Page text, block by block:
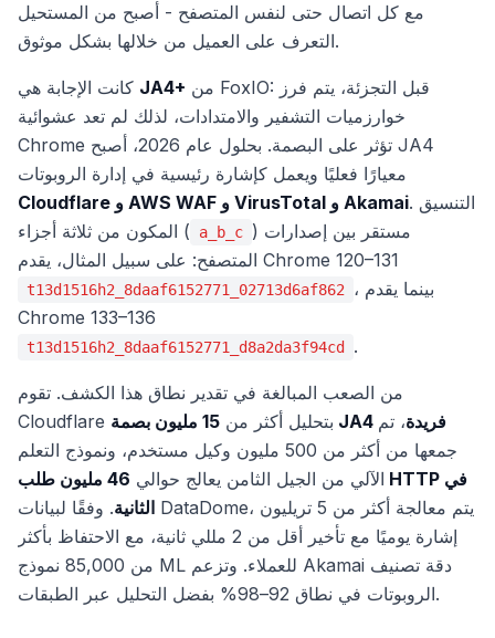
مع كل اتصال حتى لنفس المتصفح - أصبح من المستحيل
التعرف على العميل من خلالها بشكل موثوق.
JA4+
خوارزميات التشفير والامتدادات، لذلك لم تعد عشوائية
Chrome تؤثر على البصمة. بحلول عام 2026، أصبح JA4
معيارًا فعليًا ويعمل كإشارة رئيسية في إدارة الروبوتات
Cloudflare و AWS WAF و VirusTotal و Akamai. التنسيق
المكون من ثلاثة أجزاء (
a_b_c ) مستقر بين إصدارات
المتصفح: على سبيل المثال، يقدم Chrome 120–131
t13d1516h2_8daaf6152771_02713d6af862
، بينما يقدم
Chrome 133–136
t13d1516h2_8daaf6152771_d8a2da3f94cd .
من الصعب المبالغة في تقدير نطاق هذا الكشف. تقوم
Cloudflare بتحليل أكثر من
15 مليون بصمة JA4 فريدة، تم
جمعها من أكثر من 500 مليون وكيل مستخدم، ونموذج التعلم
الآلي من الجيل الثامن يعالج حوالي
46 مليون طلب HTTP في
الثانية. وفقًا لبيانات DataDome، يتم معالجة أكثر من 5 تريليون
إشارة يوميًا مع تأخير أقل من 2 مللي ثانية، مع الاحتفاظ بأكثر
من 85,000 نموذج ML للعملاء. وتزعم Akamai دقة تصنيف
الروبوتات في نطاق 92–98% بفضل التحليل عبر الطبقات.